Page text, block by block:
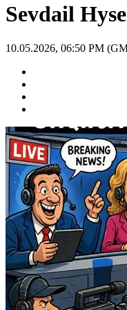
Sevdail
10.05.2026, 06:50 PM